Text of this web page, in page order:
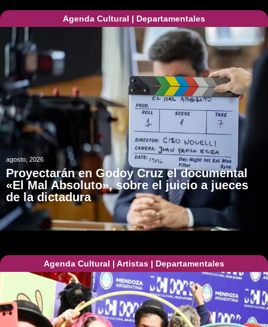
Agenda Cultural | Departamentales
agosto, 2026
Proyectarán en Godoy Cruz el documental
«El Mal Absoluto», sobre el juicio a jueces
de la dictadura
Agenda Cultural | Artistas | Departamentales